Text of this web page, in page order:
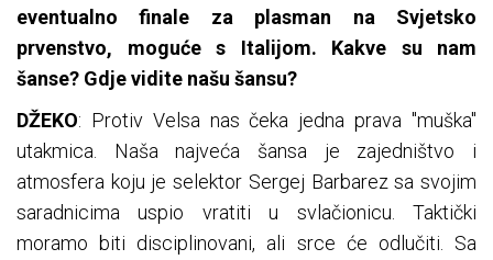
eventualno finale za plasman na Svjetsko
prvenstvo, moguće s Italijom. Kakve su nam
šanse? Gdje vidite našu šansu?
DŽEKO: Protiv Velsa nas čeka jedna prava "muška"
utakmica. Naša najveća šansa je zajedništvo i
atmosfera koju je selektor Sergej Barbarez sa svojim
saradnicima uspio vratiti u svlačionicu. Taktički
moramo biti disciplinovani, ali srce će odlučiti. Sa